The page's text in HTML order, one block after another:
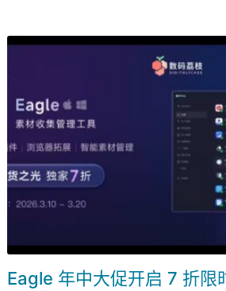
Eagle 年中大促开启 7 折限